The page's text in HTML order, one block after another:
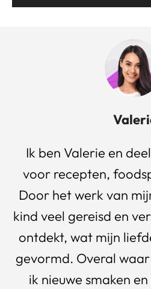
Ik ben Valerie en
voor recepten,
Door het werk van
kind veel gereisd en
ontdekt, wat mijn
gevormd. Overal
ik nieuwe smaken